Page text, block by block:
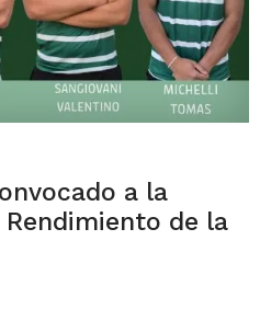
a la
de la